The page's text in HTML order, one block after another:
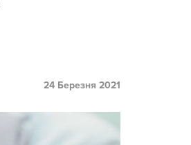
24 Березня 2021